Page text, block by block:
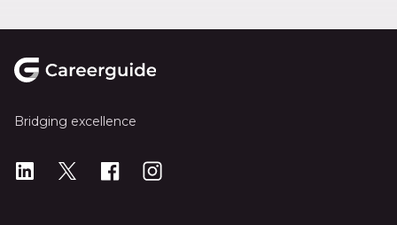
Bridging excellence
LinkedIn
X Instagram